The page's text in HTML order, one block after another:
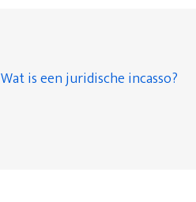
Wat is een juridische incasso?